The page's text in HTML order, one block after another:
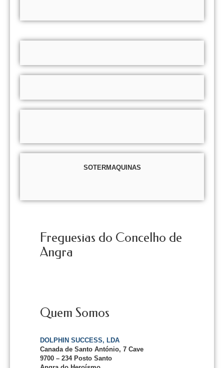
SOTERMAQUINAS
Freguesias do Concelho de
Angra
Quem Somos
DOLPHIN SUCCESS, LDA
Canada de Santo António, 7 Cave
9700 – 234 Posto Santo